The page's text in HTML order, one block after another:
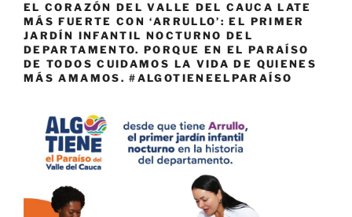
EL CORAZÓN DEL VALLE DEL CAUCA LATE
MÁS FUERTE CON ‘ARRULLO’: EL PRIMER
JARDÍN INFANTIL NOCTURNO DEL
DEPARTAMENTO. PORQUE EN EL PARAÍSO
DE TODOS CUIDAMOS LA VIDA DE QUIENES
MÁS AMAMOS. #ALGOTIENEELPARAÍSO